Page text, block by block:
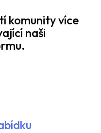
komunity více
naši